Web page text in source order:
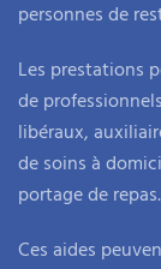
personnes de
Les prestations
de
libéraux,
de soins à
portage de
Ces aides